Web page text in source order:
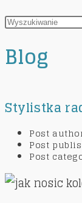
Blog
Stylistka
Post
Post
Post